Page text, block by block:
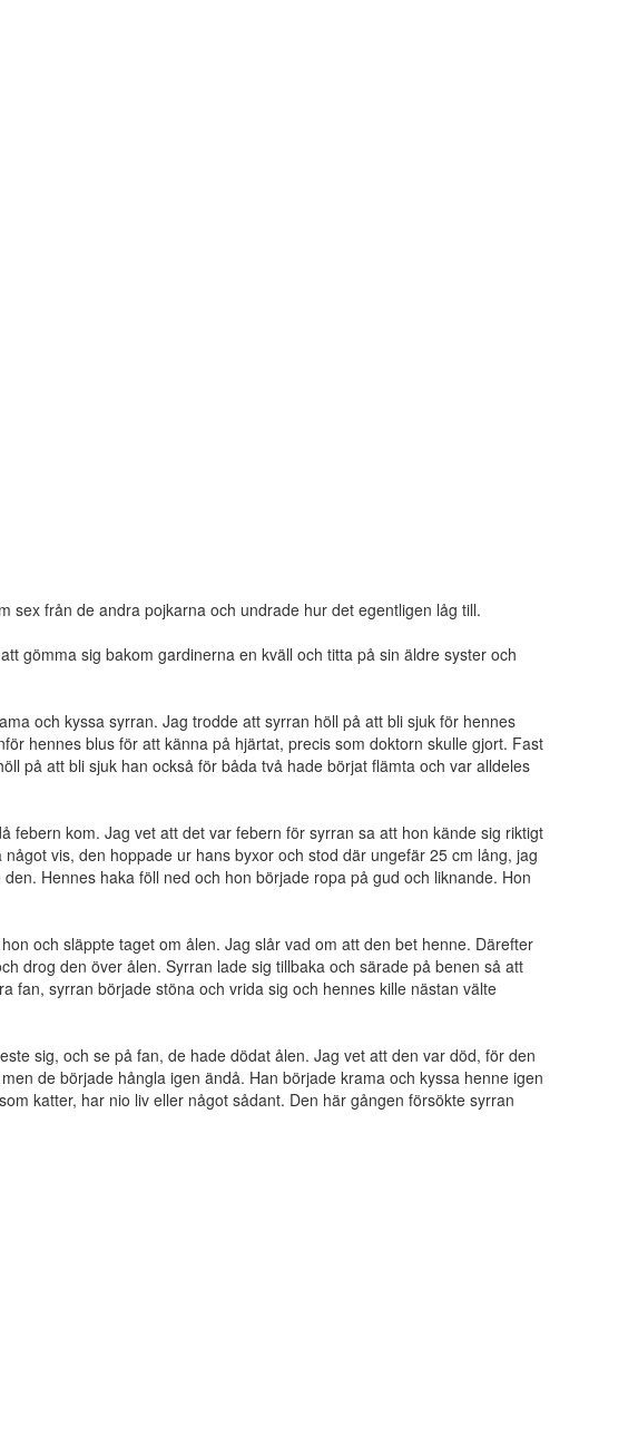
sex från de andra pojkarna och undrade hur det egentligen låg till.
gömma sig bakom gardinerna en kväll och titta på sin äldre syster och
och kyssa syrran. Jag trodde att syrran höll på att bli sjuk för hennes
hennes blus för att känna på hjärtat, precis som doktorn skulle gjort. Fast
på att bli sjuk han också för båda två hade börjat flämta och var alldeles
febern kom. Jag vet att det var febern för syrran sa att hon kände sig riktigt
vis, den hoppade ur hans byxor och stod där ungefär 25 cm lång, jag
Hennes haka föll ned och hon började ropa på gud och liknande. Hon
och släppte taget om ålen. Jag slår vad om att den bet henne. Därefter
drog den över ålen. Syrran lade sig tillbaka och särade på benen så att
fan, syrran började stöna och vrida sig och hennes kille nästan välte
sig, och se på fan, de hade dödat ålen. Jag vet att den var död, för den
de började hångla igen ändå. Han började krama och kyssa henne igen
katter, har nio liv eller något sådant. Den här gången försökte syrran